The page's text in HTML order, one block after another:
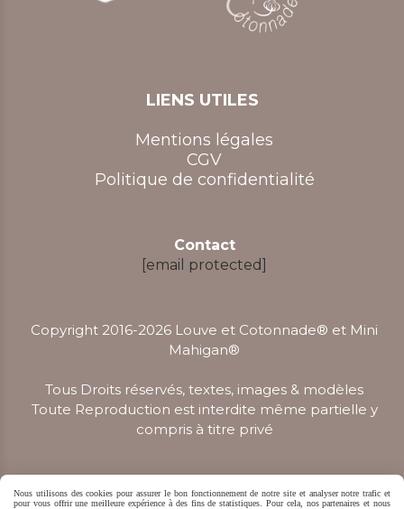
LIENS UTILES
Mentions légales
CGV
Politique de confidentialité
Contact
[email protected]
Copyright 2016-2026 Louve et Cotonnade® et Mini
Mahigan®
Tous Droits réservés, textes, images & modèles
Toute Reproduction est interdite même partielle y
compris à titre privé
Nous utilisons des cookies pour assurer le bon fonctionnement de notre site et analyser notre trafic et
pour vous offrir une meilleure expérience à des fins de statistiques. Pour cela, nos partenaires et nous